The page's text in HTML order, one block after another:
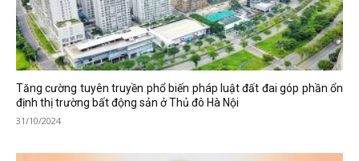
Tăng cường tuyên truyền phổ biến pháp luật đất đai góp phần ổn
định thị trường bất động sản ở Thủ đô Hà Nội
31/10/2024